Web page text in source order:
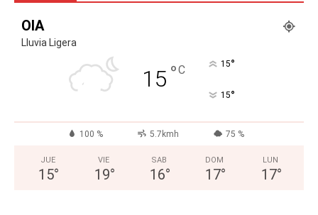
OIA
Lluvia Ligera
15 °C 15°
15°
100 % 5.7kmh 75 %
JUE
15°
VIE
19°
SAB
16°
DOM
17°
LUN
17°